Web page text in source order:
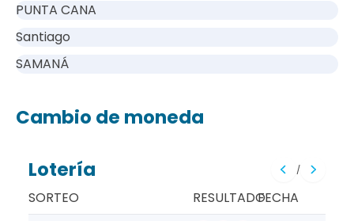
PUNTA CANA
Santiago
SAMANÁ
Cambio de moneda
Lotería /
SORTEO RESULTADOFECHA